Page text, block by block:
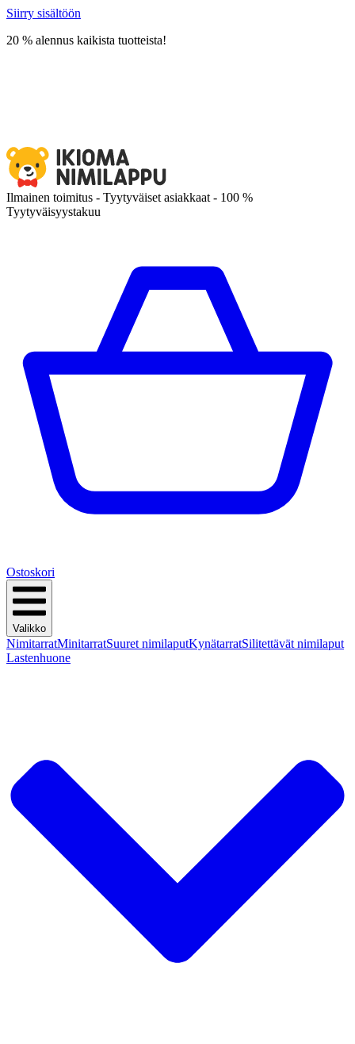
Siirry sisältöön
20 % alennus kaikista tuotteista!
Ilmainen toimitus - Tyytyväiset asiakkaat - 100 %
Tyytyväisyystakuu
Ostoskori
Valikko
NimitarratMinitarratSuuret nimilaputKynätarratSilitettävät nimilaput
Lastenhuone